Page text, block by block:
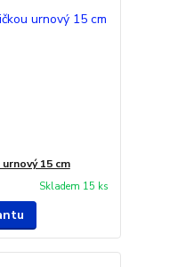
15 cm
Skladem 15 ks